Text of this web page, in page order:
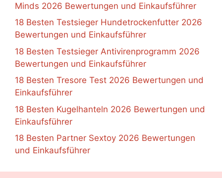
Minds 2026 Bewertungen und Einkaufsführer
18 Besten Testsieger Hundetrockenfutter 2026
Bewertungen und Einkaufsführer
18 Besten Testsieger Antivirenprogramm 2026
Bewertungen und Einkaufsführer
18 Besten Tresore Test 2026 Bewertungen und
Einkaufsführer
18 Besten Kugelhanteln 2026 Bewertungen und
Einkaufsführer
18 Besten Partner Sextoy 2026 Bewertungen
und Einkaufsführer